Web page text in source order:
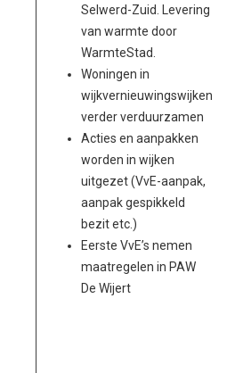
Selwerd-Zuid. Levering
van warmte door
WarmteStad.
Woningen in
wijkvernieuwingswijken
verder verduurzamen
Acties en aanpakken
worden in wijken
uitgezet (VvE-aanpak,
aanpak gespikkeld
bezit etc.)
Eerste VvE’s nemen
maatregelen in PAW
De Wijert